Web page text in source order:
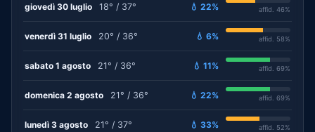
giovedì 30 luglio 18° / 37° 💧 22% affid. 46%
venerdì 31 luglio 20° / 36° 💧 6% affid. 58%
sabato 1 agosto 21° / 36° 💧 11% affid. 69%
domenica 2 agosto 21° / 36° 💧 22% affid. 69%
lunedì 3 agosto 21° / 37° 💧 33% affid. 52%